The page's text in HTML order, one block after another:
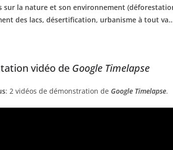
sur la nature et son environnement
des lacs, désertification, urbanisme à tout
vidéo de Google Timelapse
: 2 vidéos de démonstration de Google Timelapse.